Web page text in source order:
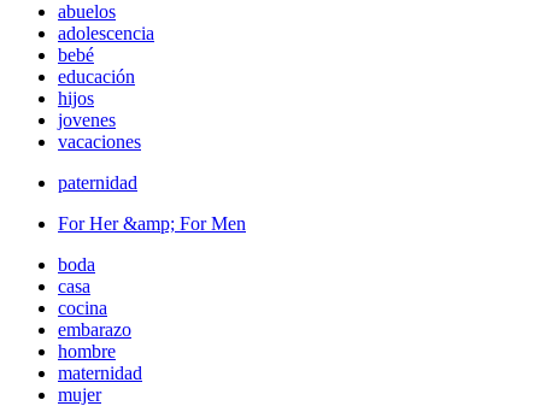
abuelos
adolescencia
bebé
educación
hijos
jovenes
vacaciones
paternidad
For Her &amp; For Men
boda
casa
cocina
embarazo
hombre
maternidad
mujer